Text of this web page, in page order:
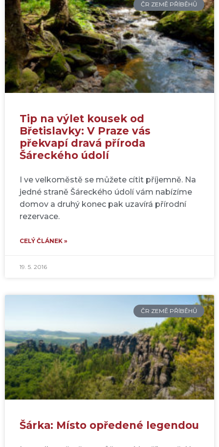
ČR ZEMĚ PŘÍBĚHŮ
Tip na výlet kousek od
Břetislavky: V Praze vás
překvapí dravá příroda
Šáreckého údolí
I ve velkoměstě se můžete cítit příjemně. Na
jedné straně Šáreckého údolí vám nabízíme
domov a druhý konec pak uzavírá přírodní
rezervace.
CELÝ ČLÁNEK »
19. 5. 2016
ČR ZEMĚ PŘÍBĚHŮ
Šárka: Místo opředené legendou